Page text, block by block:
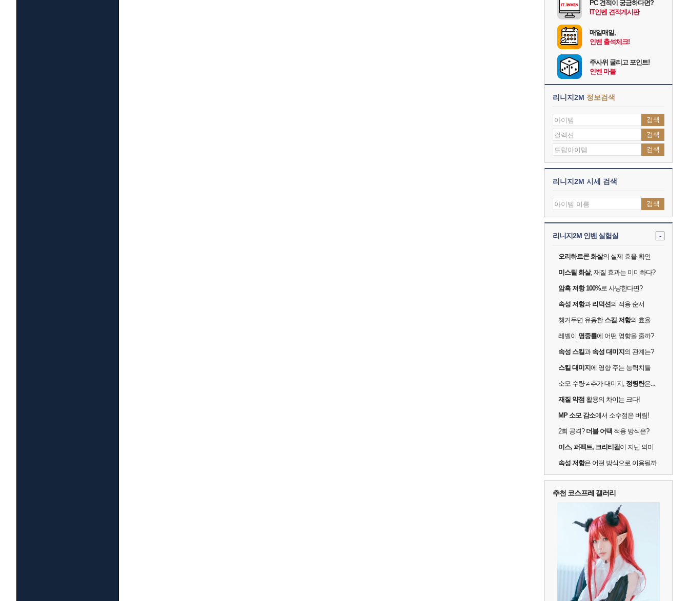
PC 견적이 궁금하다면?
IT인벤 견적게시판
매일매일,
인벤 출석체크!
주사위 굴리고 포인트!
인벤 마블
리니지2M 정보검색
검색
검색
검색
리니지2M 시세 검색
검색
리니지2M 인벤 실험실 -
오리하르콘 화살의 실제 효율 확인
미스릴 화살, 재질 효과는 미미하다?
암흑 저항 100%로 사냥한다면?
속성 저항과 리덕션의 적용 순서
챙겨두면 유용한 스킬 저항의 효율
레벨이 명중률에 어떤 영향을 줄까?
속성 스킬과 속성 대미지 의 관계는?
스킬 대미지 에 영향 주는 능력치들
소모 수량 ≠ 추가 대미지, 정령탄은...
재질 약점 활용의 차이는 크다!
MP 소모 감소에서 소수점은 버림!
2회 공격? 더블 어택 적용 방식은?
미스, 퍼펙트, 크리티컬이 지닌 의미
속성 저항은 어떤 방식으로 이용될까
추천 코스프레 갤러리